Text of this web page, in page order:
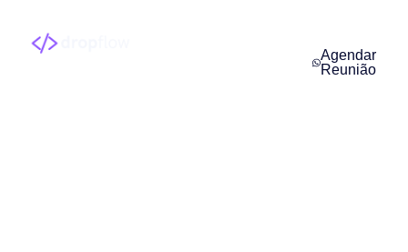
Agendar
Reunião